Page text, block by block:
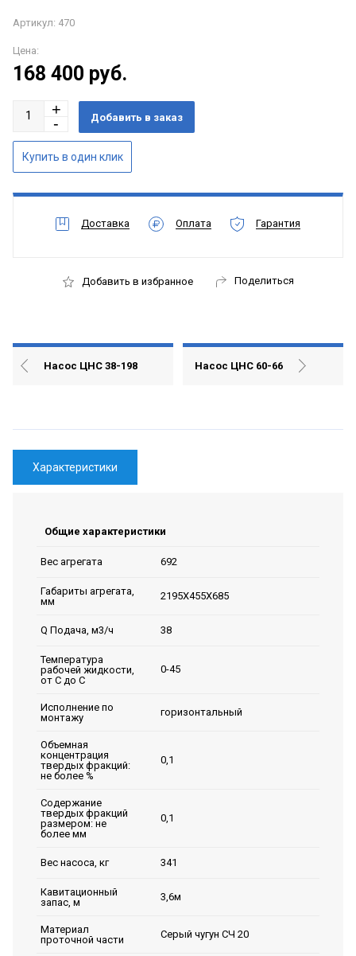
Артикул: 470
Цена:
168 400 руб.
Доставка Оплата Гарантия
Добавить в избранное Поделиться
Насос ЦНС 38-198 Насос ЦНС 60-66
Характеристики
Общие характеристики
Вес агрегата 692
Габариты агрегата,
мм
2195Х455Х685
Q Подача, м3/ч 38
Температура
рабочей жидкости,
от С до С
0-45
Исполнение по
монтажу
горизонтальный
Объемная
концентрация
твердых фракций:
не более %
0,1
Содержание
твердых фракций
размером: не
более мм
0,1
Вес насоса, кг 341
Кавитационный
запас, м
3,6м
Материал
проточной части
Серый чугун СЧ 20